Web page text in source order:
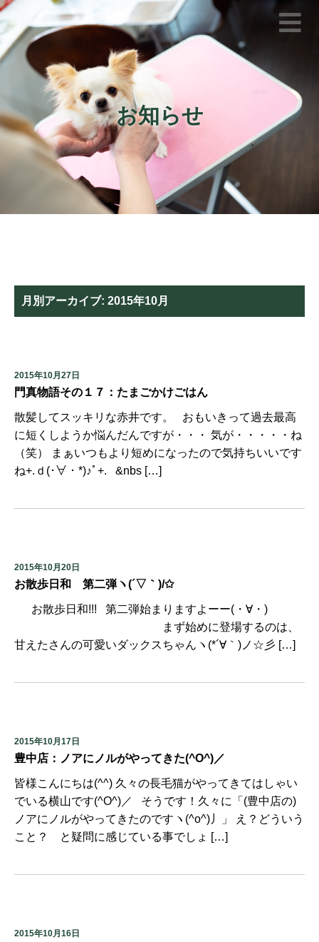
お知らせ
月別アーカイブ: 2015年10月
2015年10月27日
門真物語その１７：たまごかけごはん
散髪してスッキリな赤井です。 おもいきって過去最高
に短くしようか悩んだんですが・・・ 気が・・・・・ね
（笑） まぁいつもより短めになったので気持ちいいです
ね+.ｄ(･∀・*)♪ﾟ+. &nbs […]
2015年10月20日
お散歩日和 第二弾ヽ(´▽｀)/✩
お散歩日和!!! 第二弾始まりますよーー(・∀・)
まず始めに登場するのは、
甘えたさんの可愛いダックスちゃんヽ(*´∀｀)ノ☆彡 […]
2015年10月17日
豊中店：ノアにノルがやってきた(^O^)／
皆様こんにちは(^^) 久々の長毛猫がやってきてはしゃい
でいる横山です(^O^)／ そうです！久々に「(豊中店の)
ノアにノルがやってきたのですヽ(^o^)丿」 え？どういう
こと？ と疑問に感じている事でしょ […]
2015年10月16日